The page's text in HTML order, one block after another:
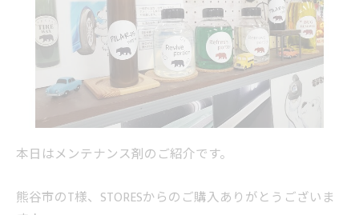
本日はメンテナンス剤のご紹介です。
熊谷市のT様、STORESからのご購入ありがとうございま